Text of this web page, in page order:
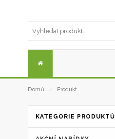
Domů Produkt
KATEGORIE PRODUKTŮ